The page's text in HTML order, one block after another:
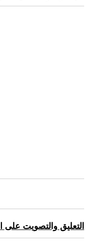
التعليق والتصويت